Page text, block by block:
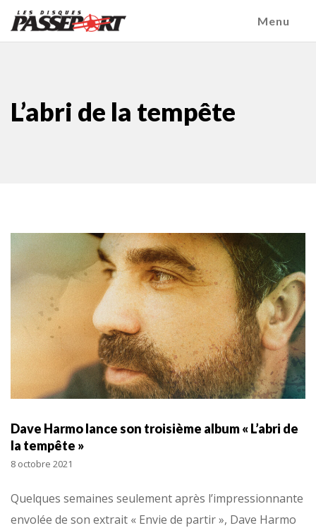
Menu
L’abri de la tempête
Dave Harmo lance son troisième album « L’abri de
la tempête »
8 octobre 2021
Quelques semaines seulement après l’impressionnante
envolée de son extrait « Envie de partir », Dave Harmo